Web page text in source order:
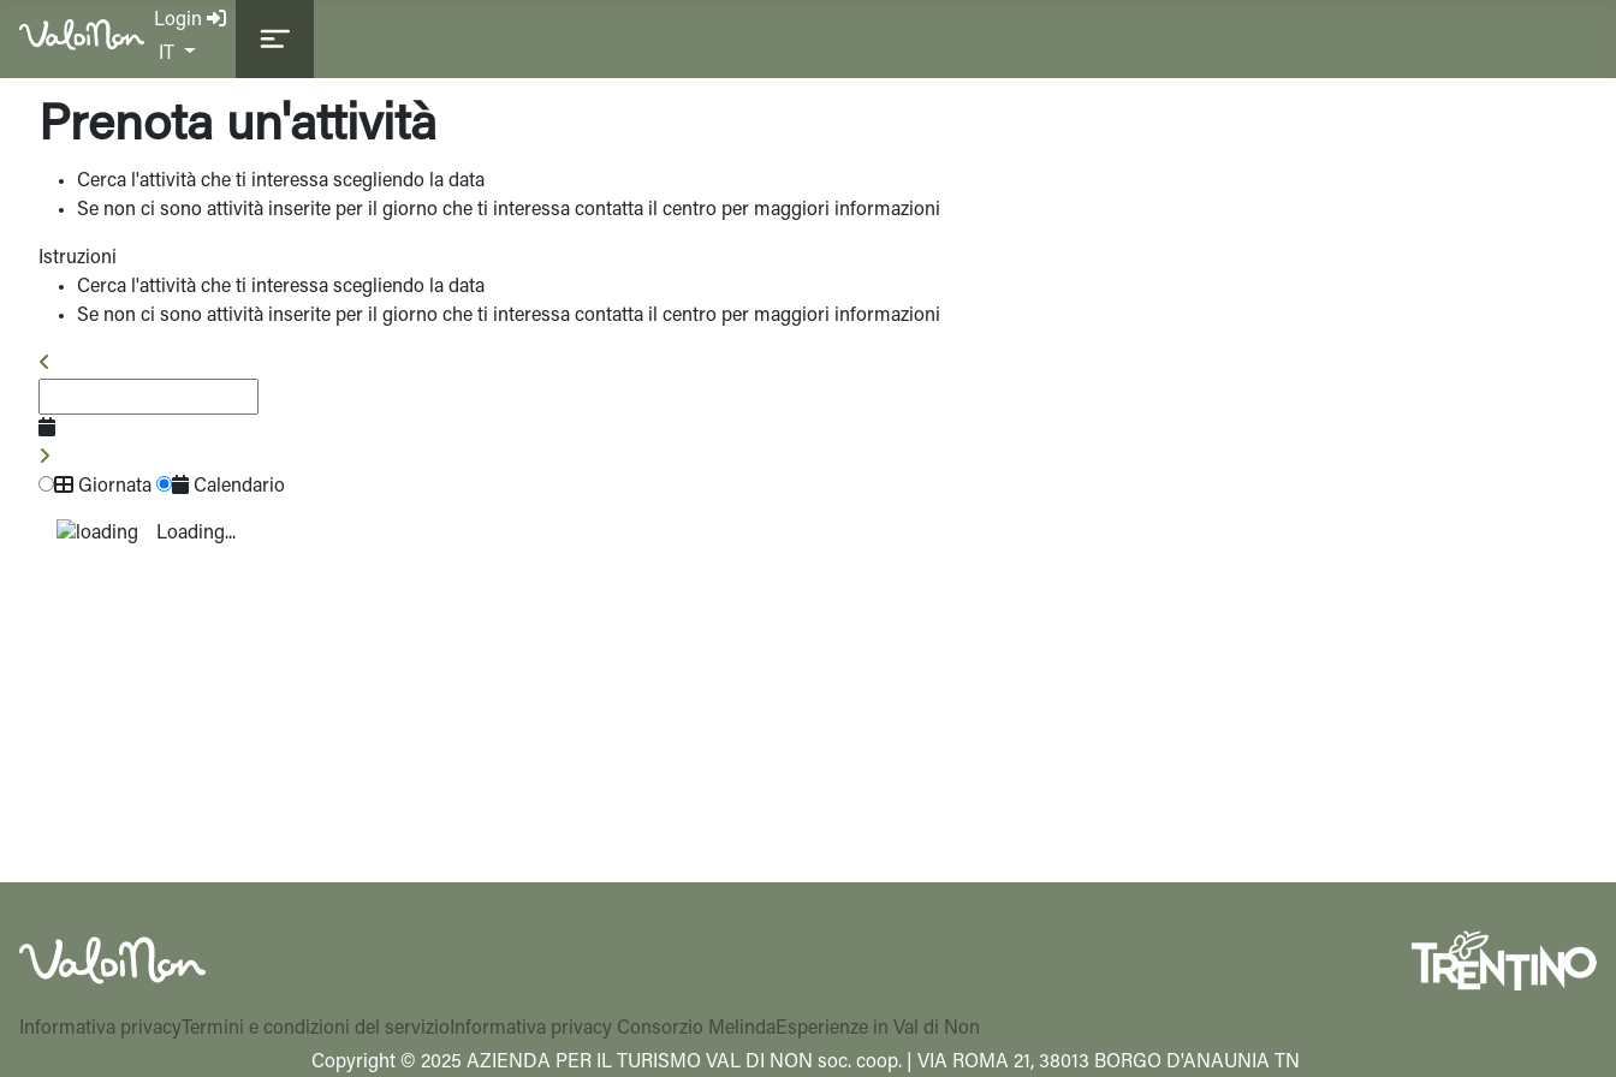
Login
Seleziona la tua lingua
IT
Prenota un'attività
Cerca l'attività che ti interessa scegliendo la data
Se non ci sono attività inserite per il giorno che ti interessa contatta il centro per maggiori informazioni
Istruzioni
Cerca l'attività che ti interessa scegliendo la data
Se non ci sono attività inserite per il giorno che ti interessa contatta il centro per maggiori informazioni
Giornata Calendario
Loading...
Informativa privacy Termini e condizioni del servizio Informativa privacy Consorzio Melinda Esperienze in Val di Non
Copyright © 2025 AZIENDA PER IL TURISMO VAL DI NON soc. coop. | VIA ROMA 21, 38013 BORGO D'ANAUNIA TN